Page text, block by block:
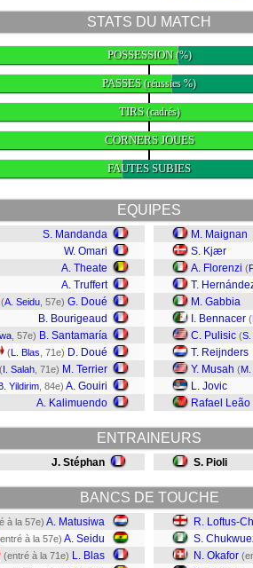
STATS DU MATCH
POSSESSION(%)
PASSES(réussies %)
TIRS(cadrés)
CORNERS JOUES
FAUTES SUBIES
EQUIPES
S. Mandanda
W. Omari
A. Theate
A. Truffert
(A. Seidu , 57e) G. Doué
B. Bourigeaud
, 57e) B. Santamaría
(L. Blas , 71e) D. Doué
(I. Salah , 71e) M. Terrier
Yildirim , 84e) A. Gouiri
A. Kalimuendo
M. Maignan
S. Kjær
A. Florenzi (
T.
M. Gabbia
I. Bennacer (
C. Pulisic (
T. Reijnders
Y. Musah (
L. Jovic
Rafael Leão
ENTRAINEURS
J. Stéphan S. Pioli
BANCS DE TOUCHE
à la 57e) A. Matusiwa
à la 57e) A. Seidu
(entré à la 71e) L. Blas
R. Loftus-
S.
N. Okafor